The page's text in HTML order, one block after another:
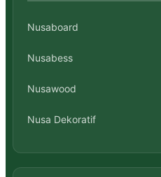
Nusaboard
Nusabess
Nusawood
Nusa Dekoratif